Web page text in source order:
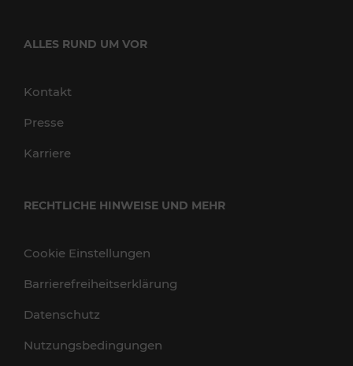
ALLES RUND UM VOR
Kontakt
Presse
Karriere
RECHTLICHE HINWEISE UND MEHR
Cookie Einstellungen
Barrierefreiheitserklärung
Datenschutz
Nutzungsbedingungen